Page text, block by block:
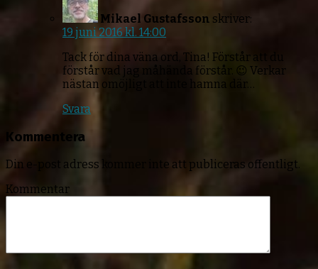
Mikael Gustafsson skriver:
19 juni 2016 kl. 14:00
Tack för dina väna ord, Tina! Förstår att du
förstår vad jag måhända förstår. 😉 Verkar
nästan omöjligt att inte hamna där…
Svara
Kommentera
Din e-post adress kommer inte att publiceras offentligt.
Kommentar